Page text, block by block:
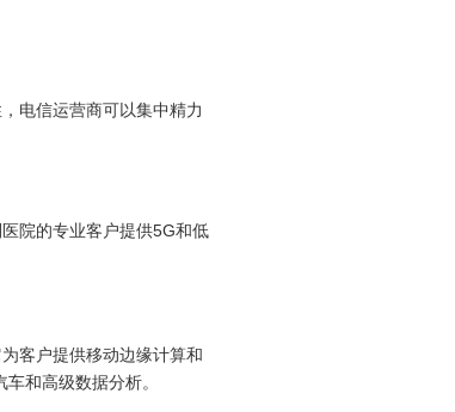
电信运营商可以集中精力
院的专业客户提供5G和低
客户提供移动边缘计算和
和高级数据分析。